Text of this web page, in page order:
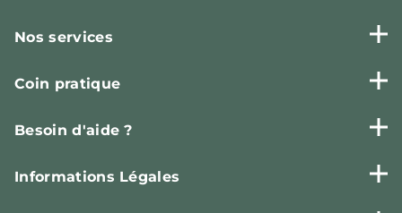
Nos services
Coin pratique
Besoin d'aide ?
Informations Légales